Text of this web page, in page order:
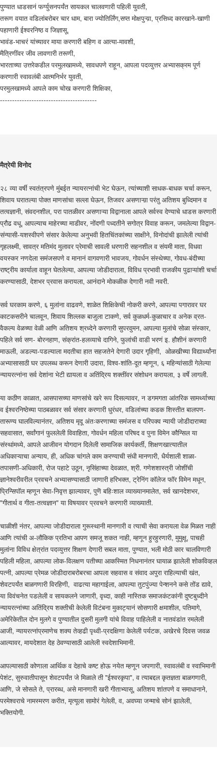
पुण्यात धाडसानं फर्ग्युसनपर्यंत सायकल चालवणारी पहिली युवती,
तरूण वयात वडिलांबरोबर चार धाम, बारा ज्योतिर्लिंग,सप्त मोक्षपुऱ्य़ा, प्रसिध्द कारखाने-खाणी
पहाणारी ईश्वरनिष्ठ व जिज्ञासू,
भावंड-भाचरं यांच्यावर माया करणारी बहिण व आत्या-मावशी,
मैत्रिणींवर जीव लावणारी तरूणी,
भारताच्या उत्तरेकडील परमुलखामध्ये, सावधपणे राहून, आपला पदव्युत्तर अभ्यासक्रम पूर्ण
करणारी स्वावलंबी आत्मनिर्भर युवती,
परमुलखामध्ये आपले काम चोख करणारी शिक्षिका,
----------------------------------------
मैत्रेयी विनोद
२८ व्या वर्षी स्वतंत्रपणे मुंबईत न्यायरत्नांची भेट घेऊन, त्यांच्याशी साधक-बाधक चर्चा करून,
शिवाय घरातल्या पोक्त माणसांचा सल्ला घेऊन, तिजवर असणाऱ्य़ा परंतु अतिशय बुध्दिमान व
तत्वज्ञानी, संवदनशील, परा पातळीवर असणाऱ्या विद्वानाला आपले सर्वस्व देण्याचे धाडस करणारी
प्रौढ वधू, आपल्याच माहेरच्या माडीवर, नोंदणी पध्दतीने सगोत्र विवाह करून, जमलेल्या विद्वान-
संन्यासी-यशस्वीपणे संसार केलेल्या अनुभवी हितचिंतकांच्या साक्षीने, विनोदांची झालेली त्यांची
गृहलक्ष्मी, सावत्र मतिमंद मुलावर प्रेमाची सावली धरणारी सहनशील व संयमी माता, विधवा
वयस्कर नणदेला समंजसपणे व मानानं वागवणारी भावजय, गोवर्धन संस्थेच्या, गोवध-बंदीच्या
राष्ट्रीय कार्याला वाहून घेतलेल्या, आपल्या जोडीदाराला, विविध प्रभावी राजकीय पुढाऱ्यांशी चर्चा
करण्यासाठी, देशभर प्रवास करायला, आनंदाने मोकळीक देणारी नवी नवरी.
सर्व घरकाम करणे, ६ मुलांना वाढवणे, शाळेत शिक्षिकेची नोकरी करणे, आपल्या पगारावर घर
काटकसरीने चालवून, शिवाय शिल्लक बाजुला टाकणे, सर्व कुळधर्म-कुळाचार व अनेक व्रत-
वैकल्य वेळच्या वेळी आणि अतिशय श्रध्देने करणारी सुपरवुमन, आपल्या मुलांचे सोळा संस्कार,
पहिले सर्व सण- बोरनहाण, संक्रांत-हलव्याचे दागिने, फुलांची वाडी भरणं इ. हौशीनं करणारी
माऊली, अडल्या-पडल्याला मदतीचा हात सहजतेने देणारी उदार गृहिणी, ओळखीच्या विद्यार्थ्यांना
अभ्यासासाठी घर उपलब्ध करून देणारी उदारा, विश्व-शांति-दूत म्हणून, ६ महिन्यांसाठी गेलेल्या
न्यायरत्नांना सर्व देशांना भेटी द्यायला व अतिंद्रिय शक्तींवर संशोधन करायला, ३ वर्षे लागली.
या कठीण काळात, आसपासच्या माणसांचे खरे रूप दिसल्यावर, न डगमगता आंतरिक सामर्थ्याच्या
व ईश्वरनिष्ठेच्या पाठबळावर सर्व संसार करणारी धुरंधर, वडिलांच्या कडक शिस्तीत बालपण-
तारूण्य घालविल्यानंतर, अतिशय मृदू अंतःकरणाच्या समंजस व परिपक्व न्यायी जोडीदाराच्या
सहवासात, सर्वांगानं फुललेली विवाहिता, गोवर्धन महिला परिषद व पुना विमेन कौन्सिल या
संस्थांमध्ये, आपले आजीवन योगदान दिलेली सामाजिक कार्यकर्ती, शिक्षणखात्यातील
अधिकाऱ्याचा अन्याय, ही, अधिक चांगले काम करण्याची संधी मानणारी, धैर्यशाली शाळा-
तपासणी-अधिकारी, रोज पहाटे उठून, नृसिंहाच्या देवळात, श्री. गणेशशास्त्री जोशींची
ज्ञानेश्वरीवरील प्रवचने अभ्यासण्यासाठी जाणारी हरिभक्त, ट्रेनिंग कॉलेज फॉर विमेन मधून,
प्रिन्सिपॉल म्हणून सेवा-निवृत्त झाल्यावर, पुणॆ बहिःशाल व्याख्यानमालेत, सर्व खानदेशभर,
"गीतार्थ व गीता-तत्वज्ञान" या विषयावर प्रवचने करणारी व्याख्याती.
चाळीशी नंतर, आपल्या जोडीदाराला गुरूस्थानी मानणारी व त्याची सेवा करायला वेळ मिळत नाही
आणि त्यांची अ-लौकिक प्रतिभा आपण समजू शकत नाही, म्हणून हुरहुरणारी, मुमुक्षू, पाचही
मुलांना विविध क्षेत्रांत पदव्युत्तर शिक्षण देणारी सबल माता, पुण्यात, भली मोठी कार चालविणारी
पहिली महिला, आपल्या लोक-विलक्षण पतीच्या आकस्मित निधनानंतर घायाळ झालेली शोकविव्हल
पत्नी, आपल्या प्रेमळ जोडीदाराबरोबरचा आपला सहवास व संवाद अपुरा राहिल्याची खंत,
शेवटपर्यंत बाळगणारी विरहिणी, वाढत्या महागाईला, आपल्या तुटपुंज्या पेन्शनने कसे तोंड द्यावे,
या विवंचनेत पडलेली व सायकलने जाणारी, वृध्दा, काही नास्तिक समाजकंटकांनी दुष्टबुध्दीने
न्यायरत्नांच्या अतिंद्रिय शक्तीची केलेली विटंबना मुकाट्यानं सोसणारी क्षमाशील, पतिमागे,
अमेरिकेतील दोन मुलगे व पुण्यातील दुसरी मुलगी यांचे विवाह पाहिलेली व नातवंडांत रमलेली
आजी, न्यायरत्नांप्रमाणेच शक्य तेव्हढी पृथ्वी-प्रदक्षिणा केलेली पर्यटक, अखेरचे दिवस जवळ
आल्यावर, मायदेशात देह ठेवण्यासाठी आलेली स्वदेशाभिमानी.
आपल्यासाठी कोणाला आर्थिक व देहाचे कष्ट होऊ नयेत म्हणून जपणारी, स्वावलंबी व स्वाभिमानी
पेशंट, सुरुवातीपासून शेवटपर्यंत जे मिळाले ती "ईश्वरकृपा", व त्याबद्दल कृतज्ञता बाळगणारी,
आणि, जे सोसले ते, प्रारब्ध, असे मानणारी खरी गीताभ्यासू, अतिशय शांतपणे व समाधानाने,
परमेश्वराचे नामस्मरण करीत, मृत्यूला सामोरं गेलेली, व, अवघ्या जन्माचे सोनं झालेली,
भक्तियोगी.